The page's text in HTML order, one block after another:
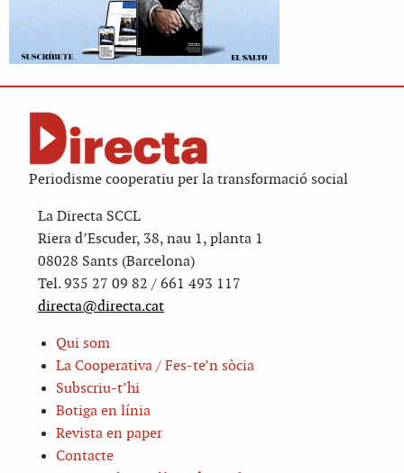
Periodisme cooperatiu per la transformació social
La Directa SCCL
Riera d’Escuder, 38, nau 1, planta 1
08028 Sants (Barcelona)
Tel. 935 27 09 82 / 661 493 117
directa@directa.cat
Qui som
La Cooperativa / Fes-te’n sòcia
Subscriu-t’hi
Botiga en línia
Revista en paper
Contacte